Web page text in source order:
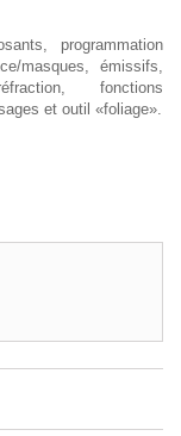
programmation
masques, émissifs,
fonctions
et outil «foliage».